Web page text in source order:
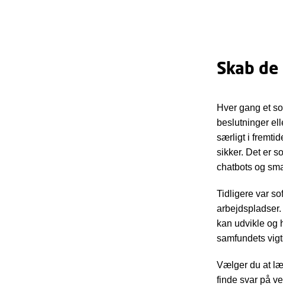
Skab
Hver gang et
beslutninger
særligt i
sikker. Det er
chatbots og
Tidligere var
kan udvikle og
samfundets
Vælger du at
finde svar på